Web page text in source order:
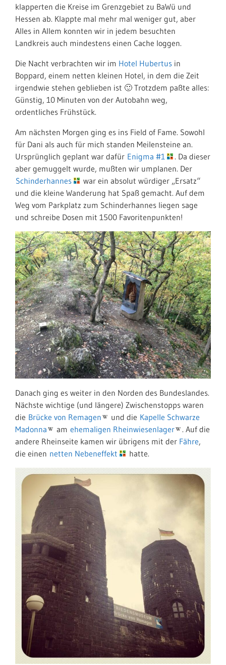
klapperten die Kreise im Grenzgebiet zu BaWü und
Hessen ab. Klappte mal mehr mal weniger gut, aber
Alles in Allem konnten wir in jedem besuchten
Landkreis auch mindestens einen Cache loggen.
Die Nacht verbrachten wir im Hotel Hubertus in
Boppard, einem netten kleinen Hotel, in dem die Zeit
irgendwie stehen geblieben ist 🙂 Trotzdem paßte alles:
Günstig, 10 Minuten von der Autobahn weg,
ordentliches Frühstück.
Am nächsten Morgen ging es ins Field of Fame. Sowohl
für Dani als auch für mich standen Meilensteine an.
Ursprünglich geplant war dafür Enigma #1
. Da dieser
aber gemuggelt wurde, mußten wir umplanen. Der
Schinderhannes
war ein absolut würdiger „Ersatz“
und die kleine Wanderung hat Spaß gemacht. Auf dem
Weg vom Parkplatz zum Schinderhannes liegen sage
und schreibe Dosen mit 1500 Favoritenpunkten!
Danach ging es weiter in den Norden des Bundeslandes.
Nächste wichtige (und längere) Zwischenstopps waren
die Brücke von Remagen und die Kapelle Schwarze
Madonna
am ehemaligen Rheinwiesenlager
. Auf die
andere Rheinseite kamen wir übrigens mit der Fähre,
die einen netten Nebeneffekt hatte.